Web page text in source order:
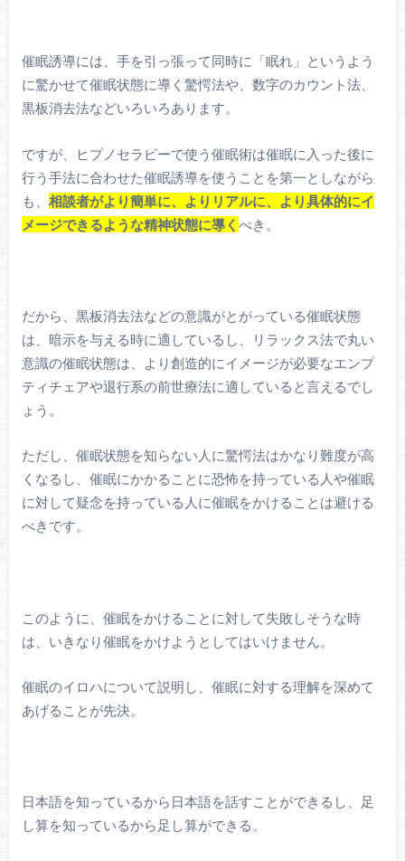
催眠誘導には、手を引っ張って同時に「眠れ」というよう
に驚かせて催眠状態に導く驚愕法や、数字のカウント法、
黒板消去法などいろいろあります。
ですが、ヒプノセラピーで使う催眠術は催眠に入った後に
行う手法に合わせた催眠誘導を使うことを第一としながら
も、 相談者がより簡単に、よりリアルに、より具体的にイ
メージできるような精神状態に導く べき。
だから、黒板消去法などの意識がとがっている催眠状態
は、暗示を与える時に適しているし、リラックス法で丸い
意識の催眠状態は、より創造的にイメージが必要なエンプ
ティチェアや退行系の前世療法に適していると言えるでし
ょう。
ただし、催眠状態を知らない人に驚愕法はかなり難度が高
くなるし、催眠にかかることに恐怖を持っている人や催眠
に対して疑念を持っている人に催眠をかけることは避ける
べきです。
このように、催眠をかけることに対して失敗しそうな時
は、いきなり催眠をかけようとしてはいけません。
催眠のイロハについて説明し、催眠に対する理解を深めて
あげることが先決。
日本語を知っているから日本語を話すことができるし、足
し算を知っているから足し算ができる。